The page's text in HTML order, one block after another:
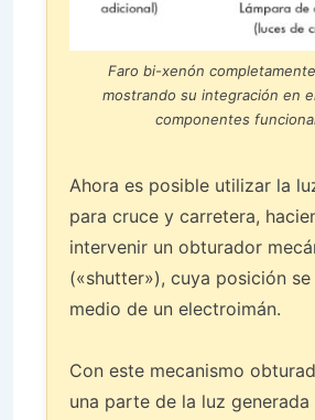
Faro bi-xenón
mostrando su integración en
componentes
Ahora es posible utilizar la
para cruce y carretera,
intervenir un obturador
(«shutter»), cuya posición
medio de un electroimán.
Con este mecanismo
una parte de la luz generada